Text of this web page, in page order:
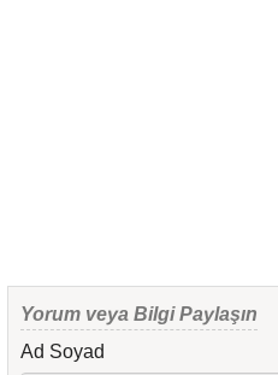
Yorum veya Bilgi Paylaşın
Ad Soyad